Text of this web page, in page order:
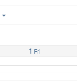
1 Fri